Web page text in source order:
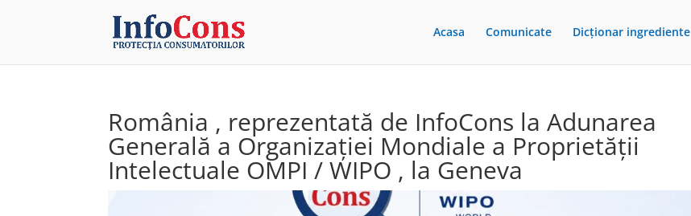
Acasa Comunicate Dicționar ingrediente
România , reprezentată de InfoCons la Adunarea
Generală a Organizației Mondiale a Proprietății
Intelectuale OMPI / WIPO , la Geneva